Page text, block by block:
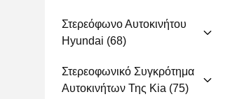
Στερεόφωνο Αυτοκινήτου
Hyundai (68)
Στερεοφωνικό Συγκρότημα
Αυτοκινήτων Της Kia (75)